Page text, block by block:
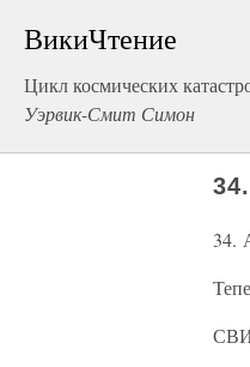
ВикиЧтение
Цикл космических
Уэрвик-Смит Симон
34.